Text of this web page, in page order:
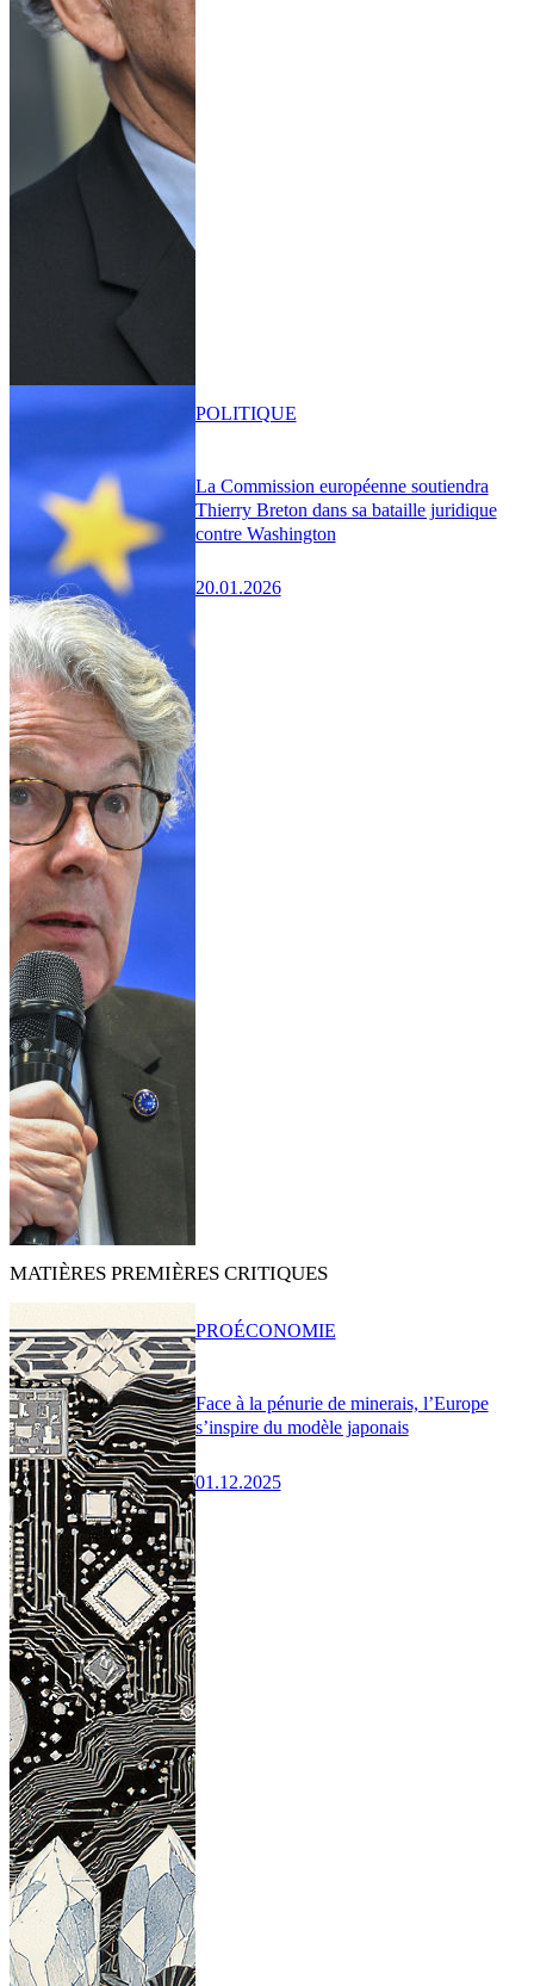
La Commission européenne soutiendra
Thierry Breton dans sa bataille juridique
contre Washington
20.01.2026
POLITIQUE
MATIÈRES PREMIÈRES CRITIQUES
Face à la pénurie de minerais, l’Europe
s’inspire du modèle japonais
01.12.2025
PROÉCONOMIE